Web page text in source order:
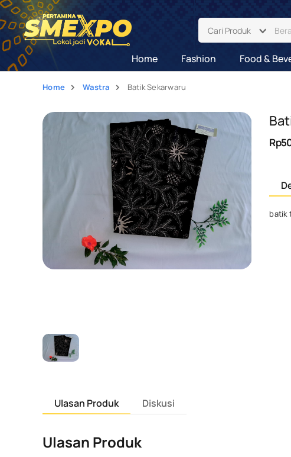
Cari Produk
Home Fashion Food &
Home Wastra Batik Sekarwaru
batik
Ulasan Produk Diskusi
Ulasan Produk